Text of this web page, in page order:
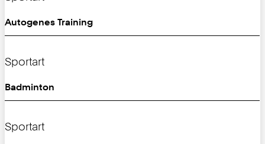
Autogenes Training
Sportart
Badminton
Sportart